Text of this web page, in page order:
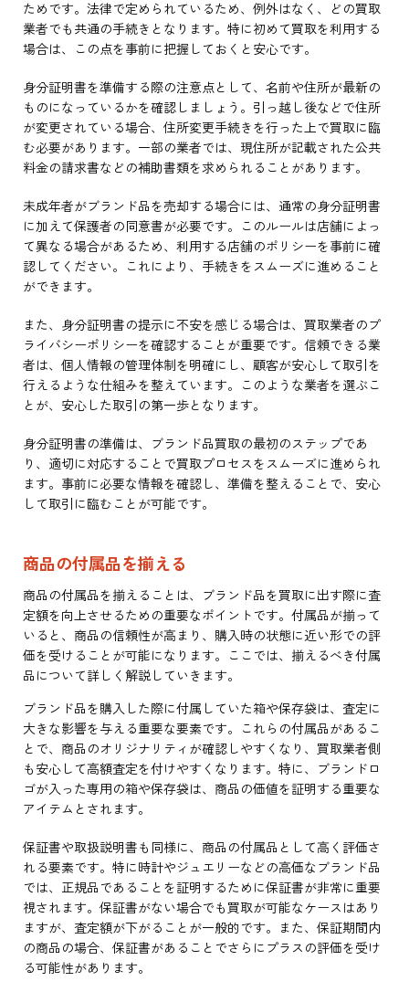
ためです。法律で定められているため、例外はなく、どの買取
業者でも共通の手続きとなります。特に初めて買取を利用する
場合は、この点を事前に把握しておくと安心です。
身分証明書を準備する際の注意点として、名前や住所が最新の
ものになっているかを確認しましょう。引っ越し後などで住所
が変更されている場合、住所変更手続きを行った上で買取に臨
む必要があります。一部の業者では、現住所が記載された公共
料金の請求書などの補助書類を求められることがあります。
未成年者がブランド品を売却する場合には、通常の身分証明書
に加えて保護者の同意書が必要です。このルールは店舗によっ
て異なる場合があるため、利用する店舗のポリシーを事前に確
認してください。これにより、手続きをスムーズに進めること
ができます。
また、身分証明書の提示に不安を感じる場合は、買取業者のプ
ライバシーポリシーを確認することが重要です。信頼できる業
者は、個人情報の管理体制を明確にし、顧客が安心して取引を
行えるような仕組みを整えています。このような業者を選ぶこ
とが、安心した取引の第一歩となります。
身分証明書の準備は、ブランド品買取の最初のステップであ
り、適切に対応することで買取プロセスをスムーズに進められ
ます。事前に必要な情報を確認し、準備を整えることで、安心
して取引に臨むことが可能です。
商品の付属品を揃える
商品の付属品を揃えることは、ブランド品を買取に出す際に査
定額を向上させるための重要なポイントです。付属品が揃って
いると、商品の信頼性が高まり、購入時の状態に近い形での評
価を受けることが可能になります。ここでは、揃えるべき付属
品について詳しく解説していきます。
ブランド品を購入した際に付属していた箱や保存袋は、査定に
大きな影響を与える重要な要素です。これらの付属品があるこ
とで、商品のオリジナリティが確認しやすくなり、買取業者側
も安心して高額査定を付けやすくなります。特に、ブランドロ
ゴが入った専用の箱や保存袋は、商品の価値を証明する重要な
アイテムとされます。
保証書や取扱説明書も同様に、商品の付属品として高く評価さ
れる要素です。特に時計やジュエリーなどの高価なブランド品
では、正規品であることを証明するために保証書が非常に重要
視されます。保証書がない場合でも買取が可能なケースはあり
ますが、査定額が下がることが一般的です。また、保証期間内
の商品の場合、保証書があることでさらにプラスの評価を受け
る可能性があります。